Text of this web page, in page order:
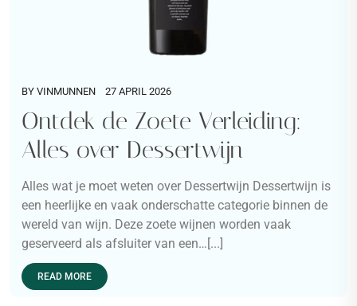
BY VINMUNNEN 27 APRIL 2026
Ontdek de Zoete Verleiding:
Alles over Dessertwijn
Alles wat je moet weten over Dessertwijn Dessertwijn is
een heerlijke en vaak onderschatte categorie binnen de
wereld van wijn. Deze zoete wijnen worden vaak
geserveerd als afsluiter van een…[...]
READ MORE